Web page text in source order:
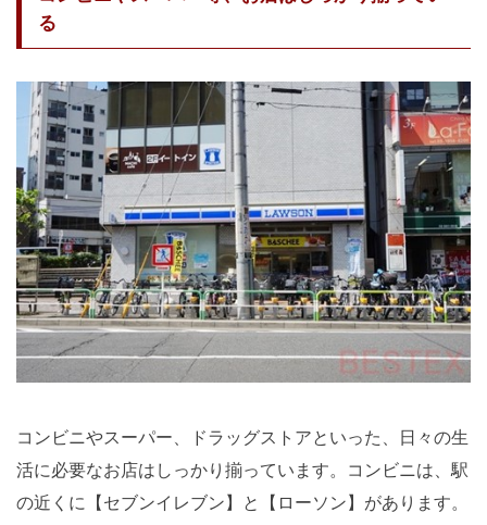
る
コンビニやスーパー、ドラッグストアといった、日々の生
活に必要なお店はしっかり揃っています。コンビニは、駅
の近くに【セブンイレブン】と【ローソン】があります。